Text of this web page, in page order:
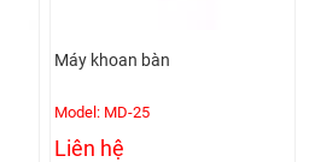
Máy khoan bàn
Model: MD-25
Liên hệ